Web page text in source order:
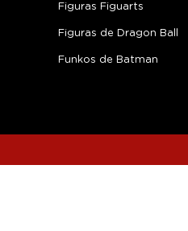
Figuras Figuarts
Figuras de Dragon Ball
Funkos de Batman